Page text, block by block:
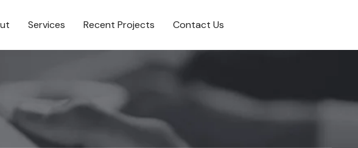
Services Recent Projects Contact Us